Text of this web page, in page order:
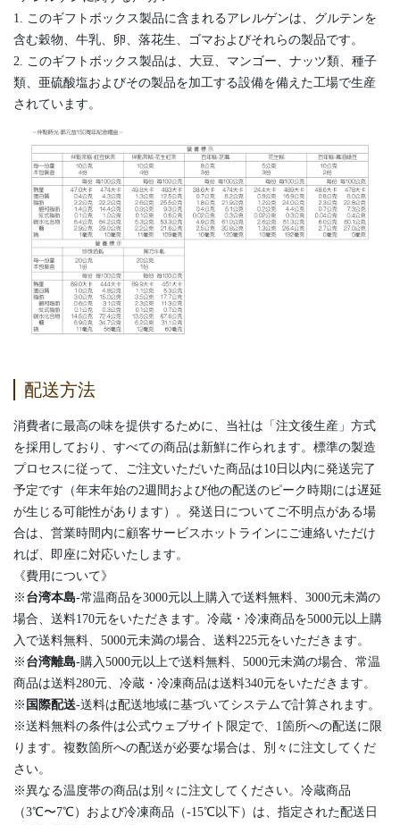
1. このギフトボックス製品に含まれるアレルゲンは、グルテンを
含む穀物、牛乳、卵、落花生、ゴマおよびそれらの製品です。
2. このギフトボックス製品は、大豆、マンゴー、ナッツ類、種子
類、亜硫酸塩およびその製品を加工する設備を備えた工場で生産
されています。
配送方法
消費者に最高の味を提供するために、当社は「注文後生産」方式
を採用しており、すべての商品は新鮮に作られます。標準の製造
プロセスに従って、ご注文いただいた商品は10日以内に発送完了
予定です（年末年始の2週間および他の配送のピーク時期には遅延
が生じる可能性があります）。発送日についてご不明点がある場
合は、営業時間内に顧客サービスホットラインにご連絡いただけ
れば、即座に対応いたします。
《費用について》
※ 台湾本島-常温商品を3000元以上購入で送料無料、3000元未満の
場合、送料170元をいただきます。冷蔵・冷凍商品を5000元以上購
入で送料無料、5000元未満の場合、送料225元をいただきます。
※ 台湾離島-購入5000元以上で送料無料、5000元未満の場合、常温
商品は送料280元、冷蔵・冷凍商品は送料340元をいただきます。
※ 国際配送-送料は配送地域に基づいてシステムで計算されます。
※送料無料の条件は公式ウェブサイト限定で、1箇所への配送に限
ります。複数箇所への配送が必要な場合は、別々に注文してくだ
さい。
※異なる温度帯の商品は別々に注文してください。冷蔵商品
（3℃〜7℃）および冷凍商品（-15℃以下）は、指定された配送日